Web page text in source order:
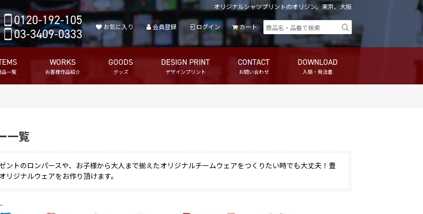
オリジナルシャツプリントのオリジン。東京、大阪
品一覧
WORKS
お客様作品紹介
GOODS
グッズ
DESIGN PRINT
デザインプリント
CONTACT
お問い合わせ
DOWNLOAD
入稿・発注書
0120-192-105
03-3409-0333 お気に入り 会員登録 ログイン カート
一覧
ントのロンパースや、お子様から大人まで揃えたオリジナルチームウェアをつくりたい時でも大丈夫！豊
リジナルウェアをお作り頂けます。